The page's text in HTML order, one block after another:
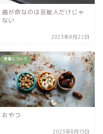
歯が命なのは芸能人だけじゃ
ない
2023年8月22日
食事について
おやつ
2023年8月15日